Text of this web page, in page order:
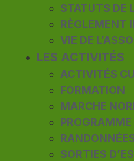
STATUTS DE
RÈGLEMENT
VIE DE
LES ACTIVITÉS
ACTIVITÉS
FORMATION
MARCHE
PROGRAMME
SORTIES